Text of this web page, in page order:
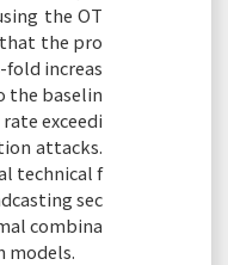
the OT
the pro
fold increas
the baselin
exceedi
attacks.
technical f
sec
combina
models.